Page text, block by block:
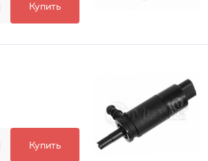
Купить
Купить